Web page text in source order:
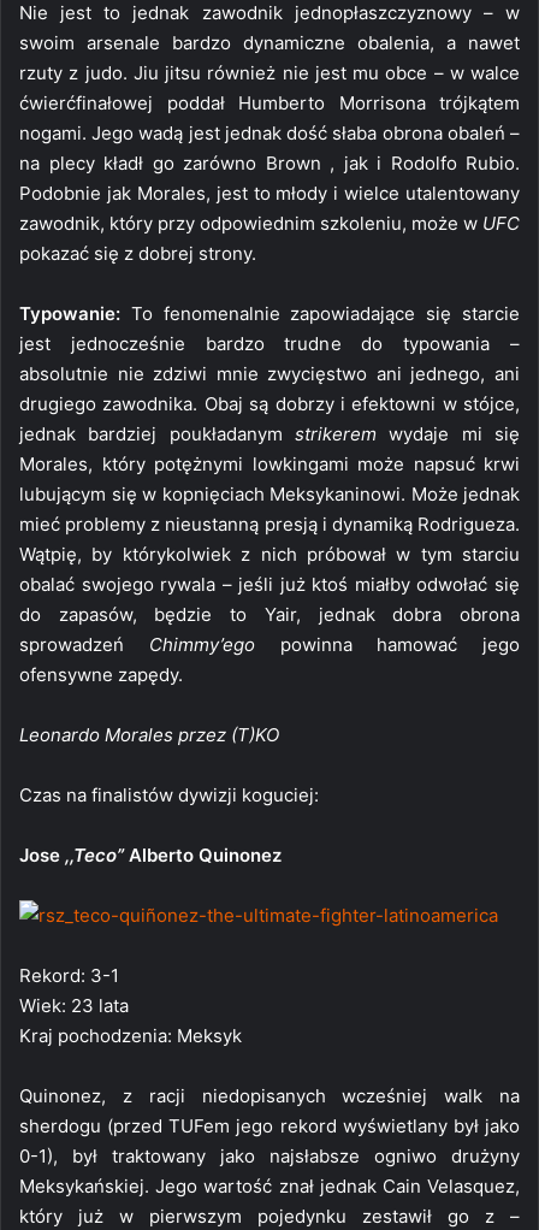
Nie jest to jednak zawodnik jednopłaszczyznowy – w
swoim arsenale bardzo dynamiczne obalenia, a nawet
rzuty z judo. Jiu jitsu również nie jest mu obce – w walce
ćwierćfinałowej poddał Humberto Morrisona trójkątem
nogami. Jego wadą jest jednak dość słaba obrona obaleń –
na plecy kładł go zarówno Brown , jak i Rodolfo Rubio.
Podobnie jak Morales, jest to młody i wielce utalentowany
zawodnik, który przy odpowiednim szkoleniu, może w UFC
pokazać się z dobrej strony.
Typowanie: To fenomenalnie zapowiadające się starcie
jest jednocześnie bardzo trudne do typowania –
absolutnie nie zdziwi mnie zwycięstwo ani jednego, ani
drugiego zawodnika. Obaj są dobrzy i efektowni w stójce,
jednak bardziej poukładanym strikerem wydaje mi się
Morales, który potężnymi lowkingami może napsuć krwi
lubującym się w kopnięciach Meksykaninowi. Może jednak
mieć problemy z nieustanną presją i dynamiką Rodrigueza.
Wątpię, by którykolwiek z nich próbował w tym starciu
obalać swojego rywala – jeśli już ktoś miałby odwołać się
do zapasów, będzie to Yair, jednak dobra obrona
sprowadzeń Chimmy’egopowinna hamować jego
ofensywne zapędy.
Leonardo Morales przez (T)KO
Czas na finalistów dywizji koguciej:
Jose ,,Teco”Alberto Quinonez
Rekord: 3-1
Wiek: 23 lata
Kraj pochodzenia: Meksyk
Quinonez, z racji niedopisanych wcześniej walk na
sherdogu (przed TUFem jego rekord wyświetlany był jako
0-1), był traktowany jako najsłabsze ogniwo drużyny
Meksykańskiej. Jego wartość znał jednak Cain Velasquez,
który już w pierwszym pojedynku zestawił go z –